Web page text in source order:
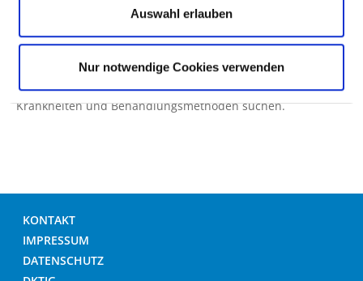
Auswahl erlauben
Nur notwendige Cookies verwenden
auf medizinischer Fachsprache (ICD/OPS). Versuchen Sie es
dann mit einem Suchwort-Synonym.
Tipp: Bei den einzelnen Fachabteilungen dieses
Krankenhauses können Sie gezielt nach behandelten
Krankheiten und Behandlungsmethoden suchen.
KONTAKT
IMPRESSUM
DATENSCHUTZ